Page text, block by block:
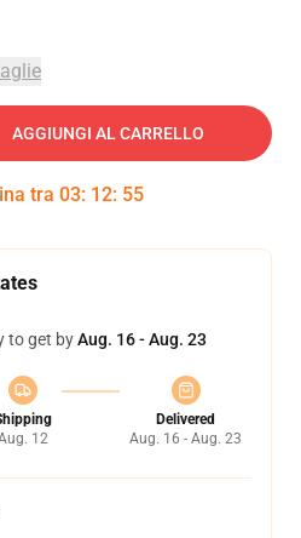
AGGIUNGI AL CARRELLO
tra 03: 12: 55
to get byAug. 16 - Aug. 23
12
Delivered
Aug. 16 - Aug. 23